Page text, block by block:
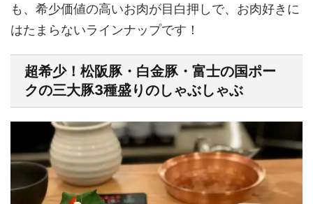
も、希少価値の高いお肉が目白押しで、お肉好きに
はたまらないラインナップです！
超希少！松阪豚・白金豚・富士の国ポー
クの三大豚3種盛りのしゃぶしゃぶ